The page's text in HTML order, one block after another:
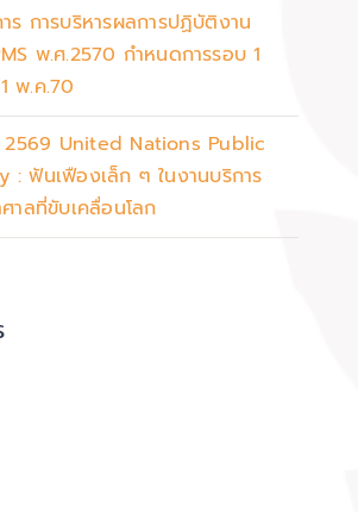
ร การบริหารผลการปฏิบัติงาน
พ.ศ.2570 กำหนดการรอบ 1
พ.ค.70
United Nations Public
: ฟันเฟืองเล็ก ๆ ในงานบริการ
าลที่ขับเคลื่อนโลก